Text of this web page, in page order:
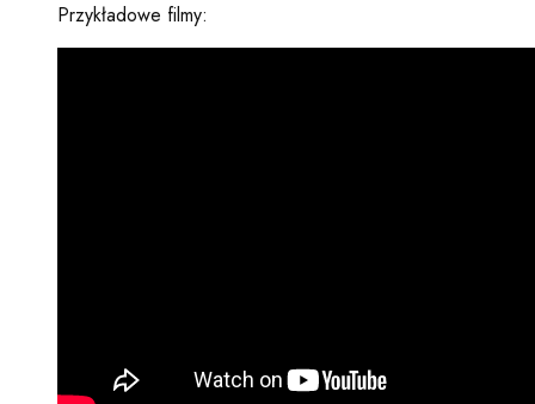
Przykładowe filmy: